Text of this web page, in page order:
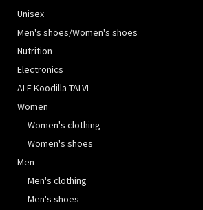
Unisex
Men's shoes/Women's shoes
Nutrition
Electronics
ALE Koodilla TALVI
Women
Women's clothing
Women's shoes
Men
Men's clothing
Men's shoes